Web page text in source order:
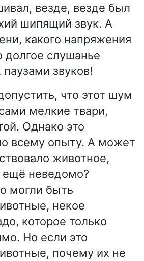
везде, везде был
шипящий звук. А
какого напряжения
долгое слушанье
звуков!
что этот шум
мелкие твари,
Однако это
всему опыту. А может
животное,
ещё неведомо?
могли быть
некое
которое только
Но если это
почему их не